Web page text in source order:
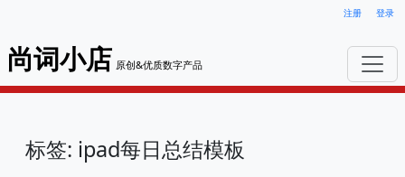
注册 登录
尚词小店 原创&优质数字产品
标签: ipad每日总结模板